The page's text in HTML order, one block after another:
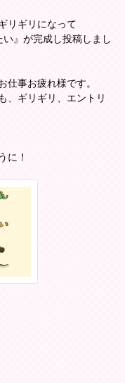
リギリになって
』が完成し投稿しまし
仕事お疲れ様です。
、ギリギリ、エントリ
に！